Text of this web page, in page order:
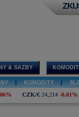
& SAZBY
KOMODITY
CZK/€ 24,214 -0,01%